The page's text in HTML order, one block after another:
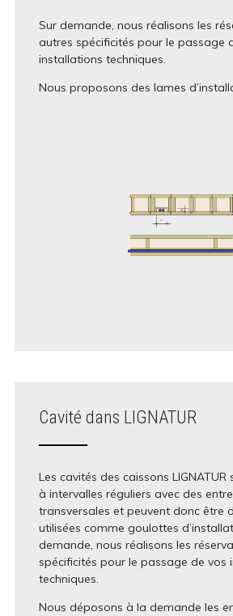
Sur demande, nous réalisons les
autres spécificités pour le passage
installations techniques.
Nous proposons des lames
Cavité dans LIGNATUR
Les cavités des caissons LIGNATUR
à intervalles réguliers avec des
transversales et peuvent donc être
utilisées comme goulottes
demande, nous réalisons les
spécificités pour le passage de vos
techniques.
Nous déposons à la demande les